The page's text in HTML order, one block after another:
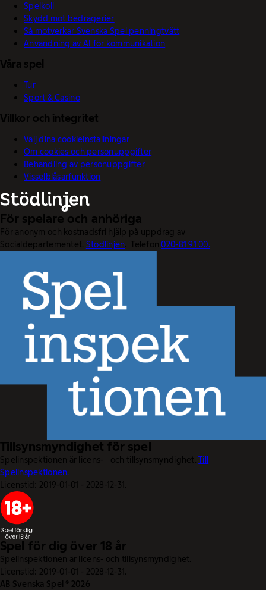
Spelkoll
Skydd mot bedrägerier
Så motverkar Svenska Spel penningtvätt
Användning av AI för kommunikation
Våra spel
Tur
Sport & Casino
Villkor och integritet
Välj dina cookieinställningar
Om cookies och personuppgifter
Behandling av personuppgifter
Visselblåsarfunktion
För spelare och anhöriga
För anonym och kostnadsfri hjälp på uppdrag av
Socialdepartementet. Stödlinjen. Telefon020-81 91 00.
Tillsynsmyndighet för spel
Spelinspektionen är licens- och tillsynsmyndighet.Till
Spelinspektionen.
Licenstid: 2019-01-01 - 2028-12-31.
Spel för dig över 18 år
Spelinspektionen är licens- och tillsynsmyndighet.
Licenstid: 2019-01-01 - 2028-12-31.
AB Svenska Spel © 2026